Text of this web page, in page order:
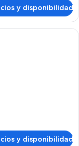
y disponibilidad
de hotel con cama, sofá,
y disponibilidad